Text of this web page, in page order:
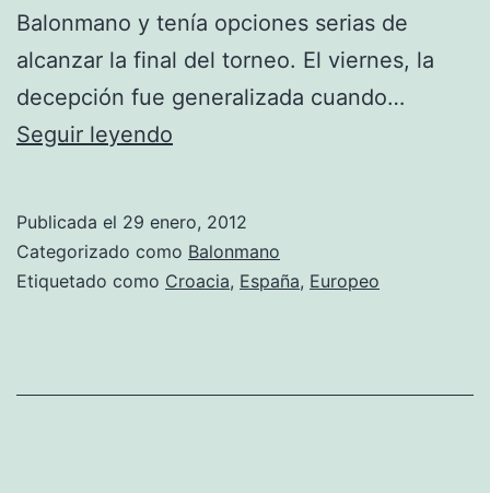
Balonmano y tenía opciones serias de
alcanzar la final del torneo. El viernes, la
decepción fue generalizada cuando…
Seguir leyendo
sin
medalla
Publicada el 29 enero, 2012
Categorizado como Balonmano
Etiquetado como Croacia, España, Europeo